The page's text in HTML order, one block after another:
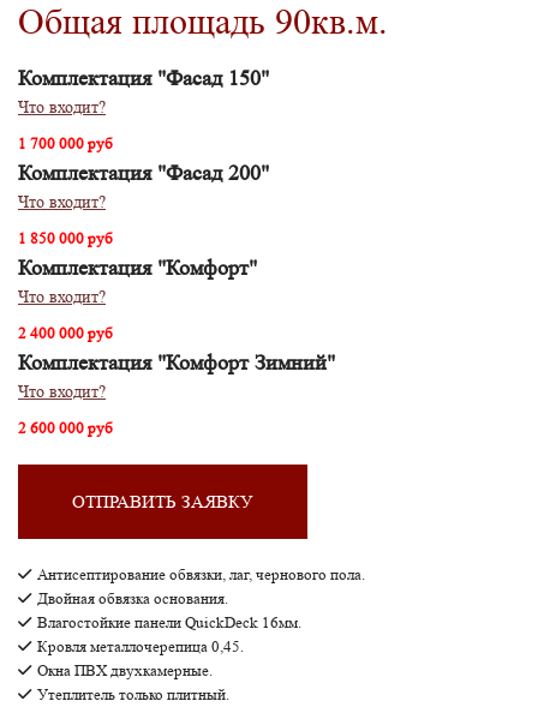
Общая площадь 90кв.м.
Комплектация "Фасад 150"
Что входит?
1 700 000 руб
Комплектация "Фасад 200"
Что входит?
1 850 000 руб
Комплектация "Комфорт"
Что входит?
2 400 000 руб
Комплектация "Комфорт Зимний"
Что входит?
2 600 000 руб
ОТПРАВИТЬ ЗАЯВКУ
Антисептирование обвязки, лаг, чернового пола.
Двойная обвязка основания.
Влагостойкие панели QuickDeck 16мм.
Кровля металлочерепица 0,45.
Окна ПВХ двухкамерные.
Утеплитель только плитный.